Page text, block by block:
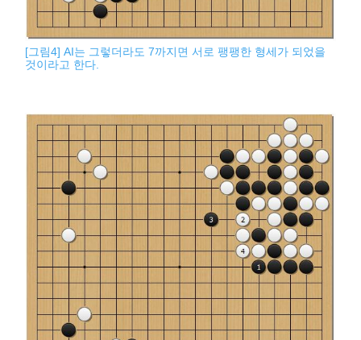
[그림4] AI는 그렇더라도 7까지면 서로 팽팽한 형세가 되었을
것이라고 한다.